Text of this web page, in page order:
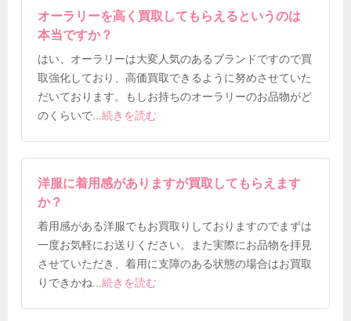
オーラリーを高く買取してもらえるというのは
本当ですか？
はい、オーラリーは大変人気のあるブランドですので買
取強化しており、高価買取できるように努めさせていた
だいております。もしお持ちのオーラリーのお品物がど
のくらいで ...続きを読む
洋服に着用感がありますが買取してもらえます
か？
着用感がある洋服でもお買取りしておりますのでまずは
一度お気軽にお送りください。また実際にお品物を拝見
させていただき、着用に支障のある状態の場合はお買取
りできかね ...続きを読む